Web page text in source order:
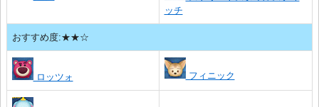
ッチ
おすすめ度:★★☆
ロッツォ フィニック